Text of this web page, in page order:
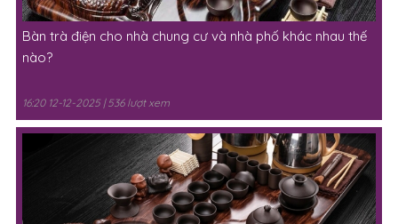
Bàn trà điện cho nhà chung cư và nhà phố khác nhau thế
nào?
16:20 12-12-2025 | 536 lượt xem